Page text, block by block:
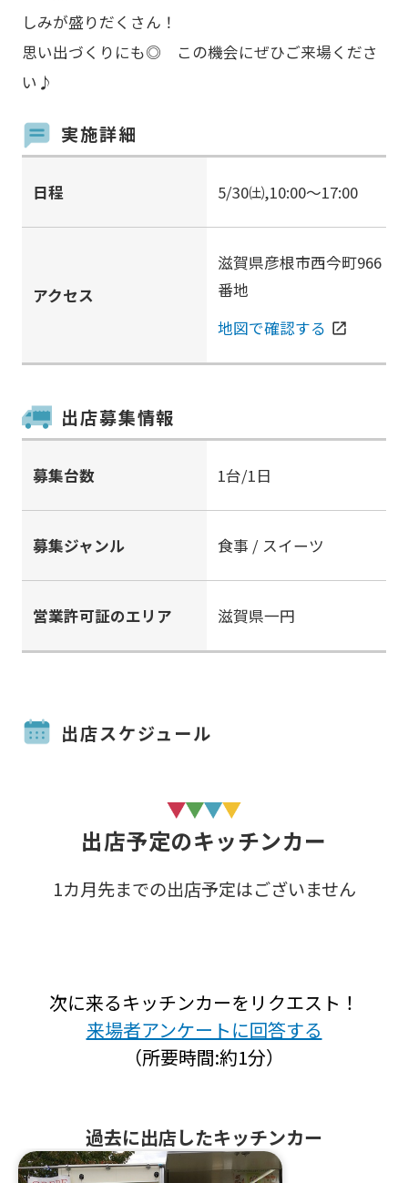
しみが盛りだくさん！
思い出づくりにも◎ この機会にぜひご来場くださ
い♪
実施詳細
日程 5/30㈯,10:00～17:00
アクセス
滋賀県彦根市西今町966
番地
地図で確認する open_in_new
出店募集情報
募集台数 1台/1日
募集ジャンル 食事 / スイーツ
営業許可証のエリア 滋賀県一円
出店スケジュール
出店予定のキッチンカー
1カ月先までの出店予定はございません
次に来るキッチンカーをリクエスト！
来場者アンケートに回答する
（所要時間:約1分）
過去に出店したキッチンカー